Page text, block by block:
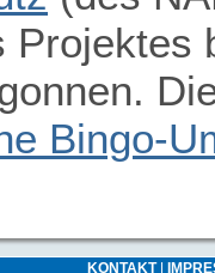
Projektes
Bingo-
KONTAKT|